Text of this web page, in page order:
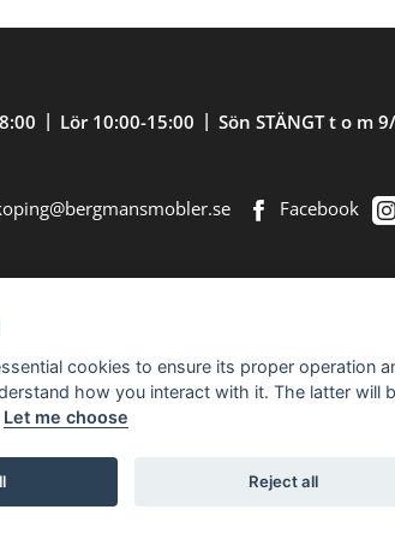
Lör 10:00-15:00 Sön STÄNGT t o m
Facebook
in till vår nästan 2.500
cookies to ensure its proper operation
how you interact with it. The latter will
Let me choose
Reject all